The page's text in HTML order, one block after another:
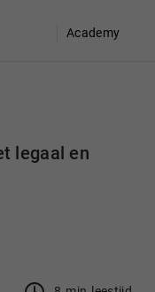
Academy
legaal en